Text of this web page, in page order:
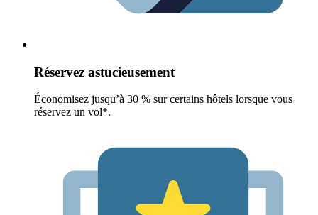
Réservez astucieusement
Économisez jusqu’à 30 % sur certains hôtels lorsque vous
réservez un vol*.